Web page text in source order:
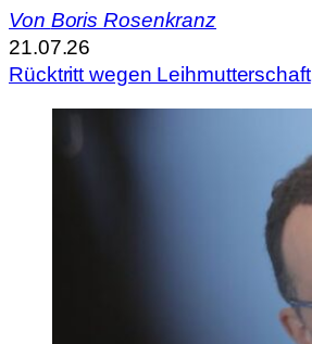
Von Boris Rosenkranz
21.07.26
Rücktritt wegen Leihmutterschaft